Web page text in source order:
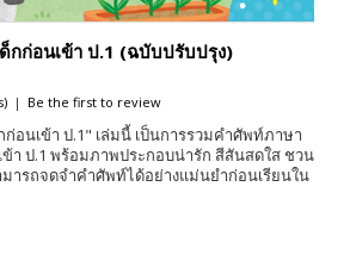
กก่อนเข้า ป.1 (ฉบับปรับปรุง)
| Be the first to review
อนเข้า ป.1" เล่มนี้ เป็นการรวมคำศัพท์ภาษา
ข้า ป.1 พร้อมภาพประกอบน่ารัก สีสันสดใส ชวน
มารถจดจำคำศัพท์ได้อย่างแม่นยำก่อนเรียนใน